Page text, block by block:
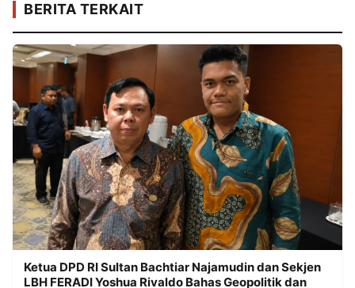
BERITA TERKAIT
Ketua DPD RI Sultan Bachtiar Najamudin dan Sekjen
LBH FERADI Yoshua Rivaldo Bahas Geopolitik dan